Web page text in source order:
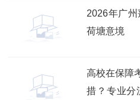
2026年广
荷塘意境
高校在保障
措？专业分